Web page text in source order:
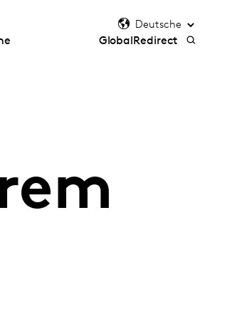
GlobalRedirect